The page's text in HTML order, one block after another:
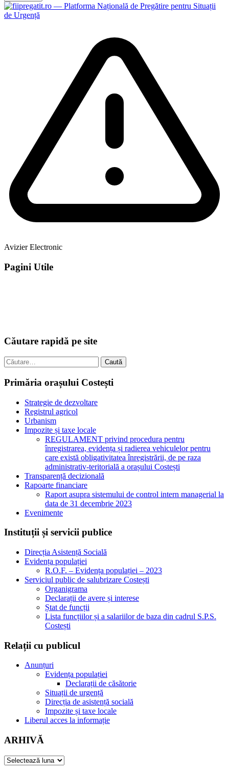
Avizier Electronic
Pagini Utile
Căutare rapidă pe site
Caută
după:
Primăria orașului Costești
Strategie de dezvoltare
Registrul agricol
Urbanism
Impozite și taxe locale
REGULAMENT privind procedura pentru
înregistrarea, evidența și radierea vehiculelor pentru
care există obligativitatea înregistrării, de pe raza
administrativ-teritorială a orașului Costești
Transparență decizională
Rapoarte financiare
Raport asupra sistemului de control intern managerial la
data de 31 decembrie 2023
Evenimente
Instituții și servicii publice
Direcția Asistență Socială
Evidența populației
R.O.F. – Evidența populației – 2023
Serviciul public de salubrizare Costești
Organigrama
Declarații de avere și interese
Ștat de funcții
Lista funcțiilor și a salariilor de baza din cadrul S.P.S.
Costești
Relații cu publicul
Anunțuri
Evidența populației
Declarații de căsătorie
Situații de urgență
Direcția de asistență socială
Impozite și taxe locale
Liberul acces la informație
ARHIVĂ
ARHIVĂ